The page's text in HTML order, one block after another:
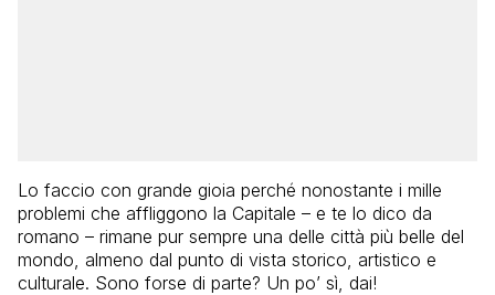
Lo faccio con grande gioia perché nonostante i mille
problemi che affliggono la Capitale – e te lo dico da
romano – rimane pur sempre una delle città più belle del
mondo, almeno dal punto di vista storico, artistico e
culturale. Sono forse di parte? Un po’ sì, dai!